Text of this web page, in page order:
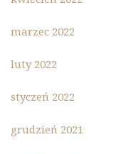
marzec 2022
luty 2022
styczeń 2022
grudzień 2021